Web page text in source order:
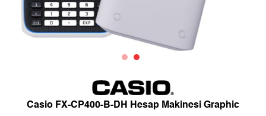
Casio FX-CP400-B-DH Hesap Makinesi Graphic